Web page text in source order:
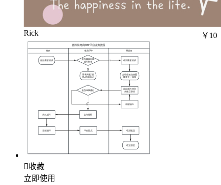
Rick ￥10
收藏
立即使用